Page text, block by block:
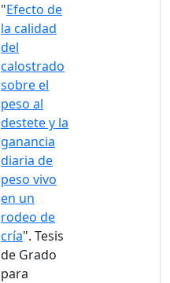
"Efecto de
la calidad
del
calostrado
sobre el
peso al
destete y la
ganancia
diaria de
peso vivo
en un
rodeo de
cría". Tesis
de Grado
para